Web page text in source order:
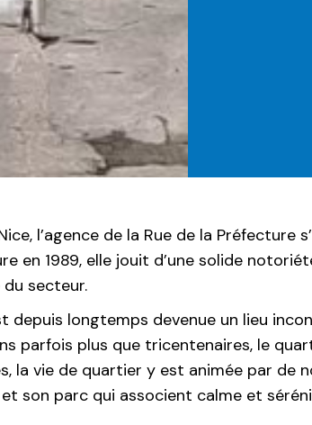
l’agence de la Rue de la Préfecture
en 1989, elle jouit d’une solide
secteur.
longtemps devenue un lieu
parfois plus que tricentenaires, le
la vie de quartier y est animée par
et son parc qui associent calme et